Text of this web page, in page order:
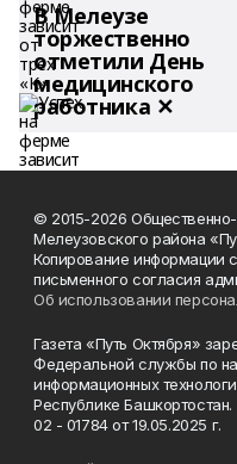
В Мелеузе
торжественно
отметили День
медицинского
работника ✕
© 2015-2026 Общественно-
Мелеузовского района
Копирование информации
письменного согласия
Об использовании
Газета «Путь Октября»
Федеральной службы по
информационных
Республике
02 - 01784 от 19.05.2025 г.